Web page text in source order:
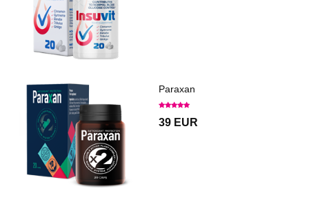
Paraxan
39 EUR